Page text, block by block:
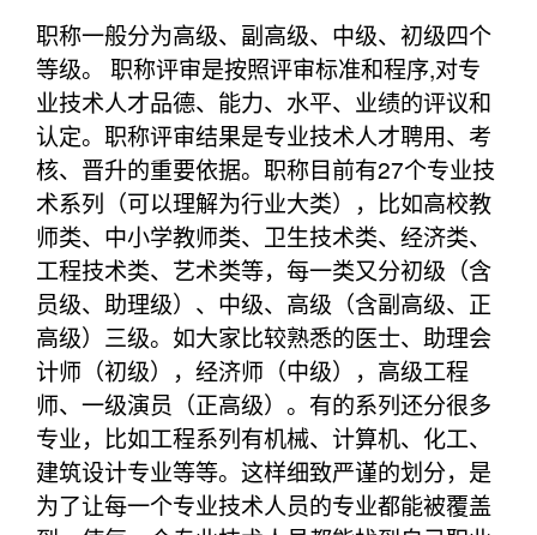
职称一般分为高级、副高级、中级、初级四个
等级。 职称评审是按照评审标准和程序,对专
业技术人才品德、能力、水平、业绩的评议和
认定。职称评审结果是专业技术人才聘用、考
核、晋升的重要依据。职称目前有27个专业技
术系列（可以理解为行业大类），比如高校教
师类、中小学教师类、卫生技术类、经济类、
工程技术类、艺术类等，每一类又分初级（含
员级、助理级）、中级、高级（含副高级、正
高级）三级。如大家比较熟悉的医士、助理会
计师（初级），经济师（中级），高级工程
师、一级演员（正高级）。有的系列还分很多
专业，比如工程系列有机械、计算机、化工、
建筑设计专业等等。这样细致严谨的划分，是
为了让每一个专业技术人员的专业都能被覆盖